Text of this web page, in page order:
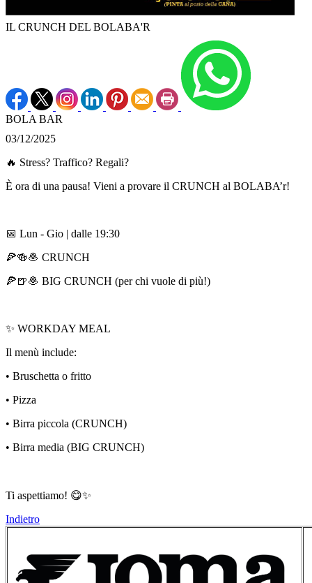
IL CRUNCH DEL BOLABA'R
BOLA BAR
03/12/2025
🔥 Stress? Traffico? Regali?
È ora di una pausa! Vieni a provare il CRUNCH al BOLABA’r!
📅 Lun - Gio | dalle 19:30
🍕🍻🧆 CRUNCH
🍕🍺🧆 BIG CRUNCH (per chi vuole di più!)
✨ WORKDAY MEAL
Il menù include:
• Bruschetta o fritto
• Pizza
• Birra piccola (CRUNCH)
• Birra media (BIG CRUNCH)
Ti aspettiamo! 😋✨
Indietro